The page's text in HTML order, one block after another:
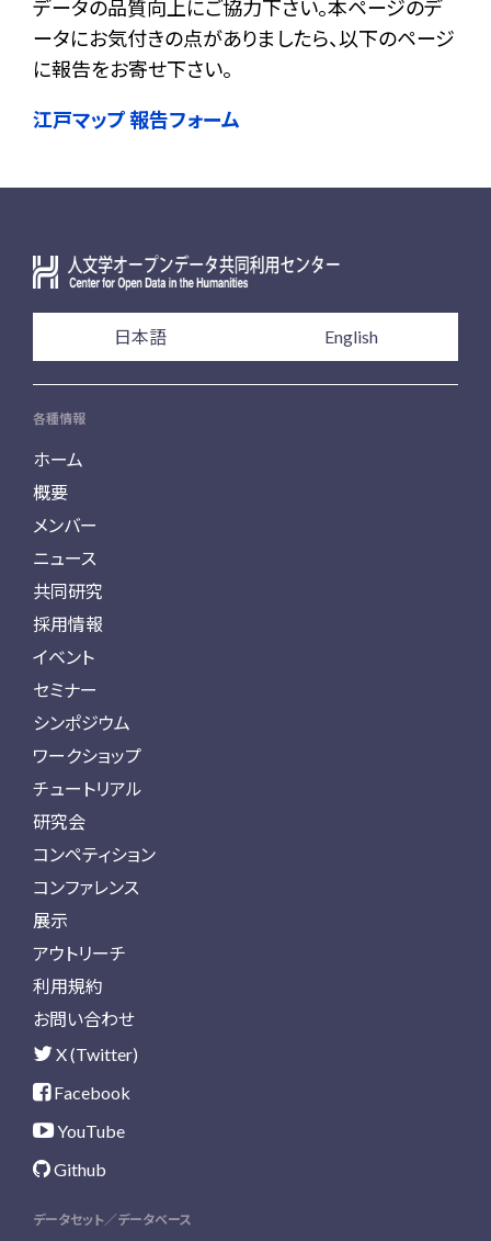
データの品質向上にご協力下さい。本ページのデ
ータにお気付きの点がありましたら、以下のページ
に報告をお寄せ下さい。
江戸マップ 報告フォーム
日本語 English
各種情報
ホーム
概要
メンバー
ニュース
共同研究
採用情報
イベント
セミナー
シンポジウム
ワークショップ
チュートリアル
研究会
コンペティション
コンファレンス
展示
アウトリーチ
利用規約
お問い合わせ
X (Twitter)
Facebook
YouTube
Github
データセット／データベース